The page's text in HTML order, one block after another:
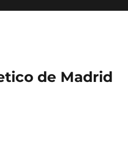
de Madrid